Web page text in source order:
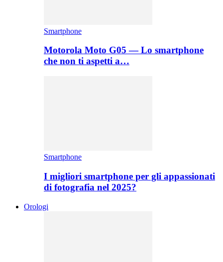
Smartphone
Motorola Moto G05 — Lo smartphone
che non ti aspetti a…
Smartphone
I migliori smartphone per gli appassionati
di fotografia nel 2025?
Orologi